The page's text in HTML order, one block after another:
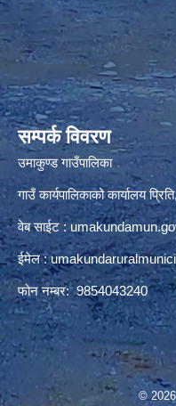
premium bootstrap themes
सम्पर्क विवरण
उमाकुण्ड गाउँपालिका
गाउँ कार्यपालिकाको कार्यालय
वेब साईट :
ईमेल :
फोन नम्बर: 9854043240
© 2026